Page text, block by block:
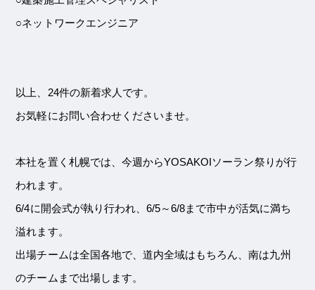
○ネットワークエンジニア
以上、24件の新着求人です。
お気軽にお問い合わせくださいませ。
本社を置く札幌では、今週からYOSAKOIソーラン祭りが行
われます。
6/4に開会式が執り行われ、6/5～6/8まで市中が活気に満ち
溢れます。
出場チームは全国各地で、道内全域はもちろん、南は九州
のチームまで出場します。